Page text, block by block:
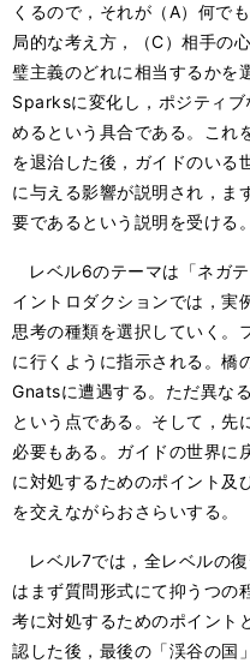
くるので，それが（A）何で
局的な考え方，（C）相手の
璧主義のどれに相当するかを
Sparksに変化し，ポジティ
めるという具合である。これ
を退治した後，ガイドのいる
に与える影響が説明され，ま
要であるという説明を受ける。
レベル6のテーマは「ネガ
イントロダクションでは，実
思考の種類を選択していく。
に行くように指示される。橋
Gnatsに遭遇する。ただ異な
という点である。そして，先
必要もある。ガイドの世界に
に対処するためのポイント及
を交えながらおさらいする。
レベル7では，全レベルの
はまず質問形式にて抑うつの
考に対処するためのポイント
認した後，最後の「渓谷の国